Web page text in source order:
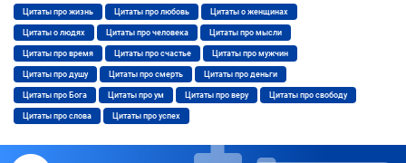
Цитаты про жизнь Цитаты про любовь Цитаты о женщинах
Цитаты о людях Цитаты про человека Цитаты про мысли
Цитаты про время Цитаты про счастье Цитаты про мужчин
Цитаты про душу Цитаты про смерть Цитаты про деньги
Цитаты про Бога Цитаты про ум Цитаты про веру Цитаты про свободу
Цитаты про слова Цитаты про успех